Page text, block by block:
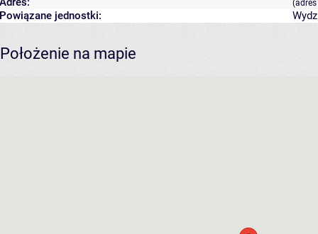
Powiązane jednostki:
Położenie na mapie